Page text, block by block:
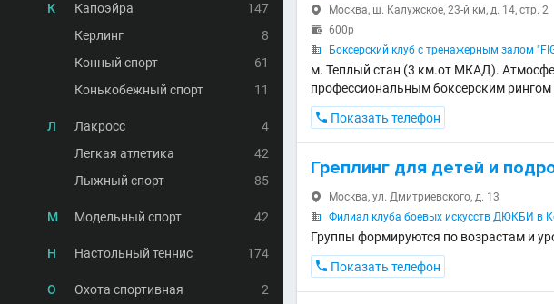
К Капоэйра
147
Керлинг
8
Конный спорт
61
Конькобежный спорт
11
Л Лакросс
4
Легкая атлетика
42
Лыжный спорт
85
М Модельный спорт 42
Н Настольный теннис 174
О Охота спортивная 2
 Москва, ш. Калужское, 23-й км, д. 14, стр. 2
 600р
 Боксерский клуб с тренажерным залом
м. Теплый стан (3 км.от МКАД).
профессиональным боксерским
 Показать телефон
Греплинг для детей и
 Москва, ул. Дмитриевского, д. 13
 Филиал клуба боевых искусств ДЮКБИ в
Группы формируются по возрастам и
 Показать телефон